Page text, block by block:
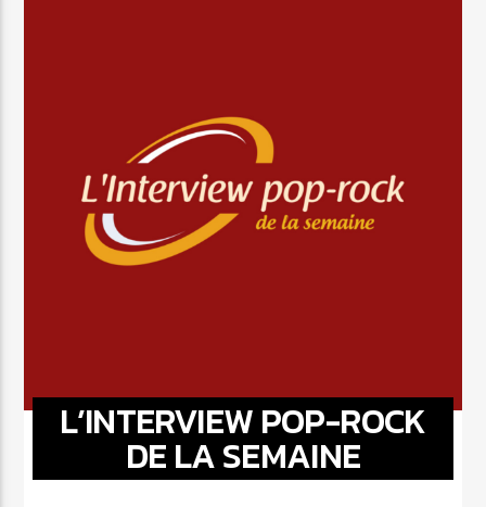
L’INTERVIEW POP-ROCK
DE LA SEMAINE